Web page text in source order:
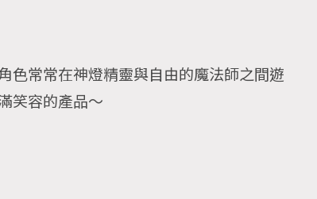
色常常在神燈精靈與自由的魔法師之間遊
笑容的產品～